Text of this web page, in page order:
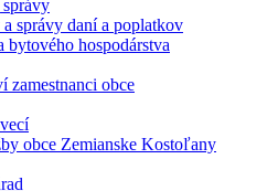
správy daní a poplatkov
bytového hospodárstva
zamestnanci obce
obce Zemianske Kostoľany